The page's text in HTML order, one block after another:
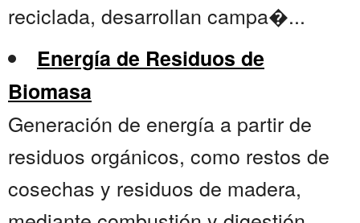
reciclada, desarrollan campa�...
Energía de Residuos de
Biomasa
Generación de energía a partir de
residuos orgánicos, como restos de
cosechas y residuos de madera,